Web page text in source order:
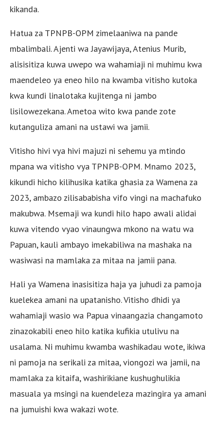
kikanda.
Hatua za TPNPB-OPM zimelaaniwa na pande
mbalimbali. Ajenti wa Jayawijaya, Atenius Murib,
alisisitiza kuwa uwepo wa wahamiaji ni muhimu kwa
maendeleo ya eneo hilo na kwamba vitisho kutoka
kwa kundi linalotaka kujitenga ni jambo
lisilowezekana. Ametoa wito kwa pande zote
kutanguliza amani na ustawi wa jamii.
Vitisho hivi vya hivi majuzi ni sehemu ya mtindo
mpana wa vitisho vya TPNPB-OPM. Mnamo 2023,
kikundi hicho kilihusika katika ghasia za Wamena za
2023, ambazo zilisababisha vifo vingi na machafuko
makubwa. Msemaji wa kundi hilo hapo awali alidai
kuwa vitendo vyao vinaungwa mkono na watu wa
Papuan, kauli ambayo imekabiliwa na mashaka na
wasiwasi na mamlaka za mitaa na jamii pana.
Hali ya Wamena inasisitiza haja ya juhudi za pamoja
kuelekea amani na upatanisho. Vitisho dhidi ya
wahamiaji wasio wa Papua vinaangazia changamoto
zinazokabili eneo hilo katika kufikia utulivu na
usalama. Ni muhimu kwamba washikadau wote, ikiwa
ni pamoja na serikali za mitaa, viongozi wa jamii, na
mamlaka za kitaifa, washirikiane kushughulikia
masuala ya msingi na kuendeleza mazingira ya amani
na jumuishi kwa wakazi wote.